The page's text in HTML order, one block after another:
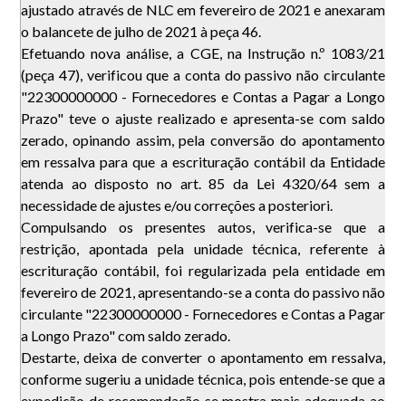
ajustado através de NLC em fevereiro de 2021 e anexaram
o balancete de julho de 2021 à peça 46.
Efetuando nova análise, a CGE, na Instrução n.º 1083/21
(peça 47), verificou que a conta do passivo não circulante
"22300000000 - Fornecedores e Contas a Pagar a Longo
Prazo" teve o ajuste realizado e apresenta-se com saldo
zerado, opinando assim, pela conversão do apontamento
em ressalva para que a escrituração contábil da Entidade
atenda ao disposto no art. 85 da Lei 4320/64 sem a
necessidade de ajustes e/ou correções a posteriori.
Compulsando os presentes autos, verifica-se que a
restrição, apontada pela unidade técnica, referente à
escrituração contábil, foi regularizada pela entidade em
fevereiro de 2021, apresentando-se a conta do passivo não
circulante "22300000000 - Fornecedores e Contas a Pagar
a Longo Prazo" com saldo zerado.
Destarte, deixa de converter o apontamento em ressalva,
conforme sugeriu a unidade técnica, pois entende-se que a